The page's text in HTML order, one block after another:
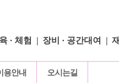
· 체험 장비 · 공간대여
용안내 오시는길